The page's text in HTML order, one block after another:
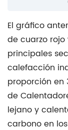
curación
sonora
5
Cómo
especificar
un
tubo
de
El gráfico
de cuarzo rojo
principales
calefacción
proporción en
de
lejanoy
carbonoen